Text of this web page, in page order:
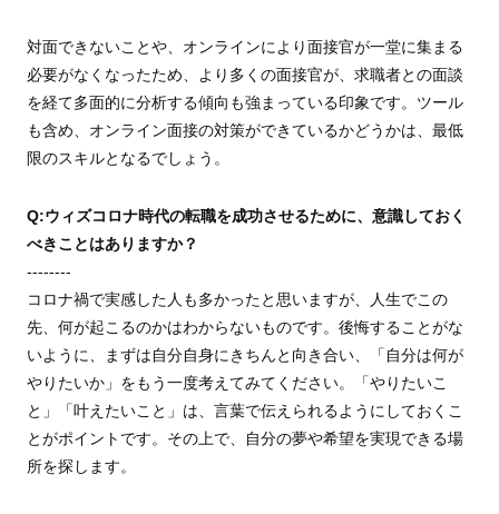
対面できないことや、オンラインにより面接官が一堂に集まる
必要がなくなったため、より多くの面接官が、求職者との面談
を経て多面的に分析する傾向も強まっている印象です。ツール
も含め、オンライン面接の対策ができているかどうかは、最低
限のスキルとなるでしょう。
Q:ウィズコロナ時代の転職を成功させるために、意識しておく
べきことはありますか？
--------
コロナ禍で実感した人も多かったと思いますが、人生でこの
先、何が起こるのかはわからないものです。後悔することがな
いように、まずは自分自身にきちんと向き合い、「自分は何が
やりたいか」をもう一度考えてみてください。「やりたいこ
と」「叶えたいこと」は、言葉で伝えられるようにしておくこ
とがポイントです。その上で、自分の夢や希望を実現できる場
所を探します。